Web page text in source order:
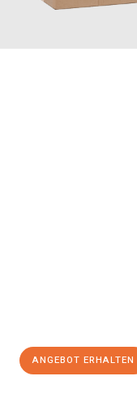
ANGEBOT ERHALTEN